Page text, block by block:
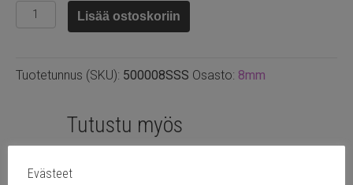
Swarovski
8mm
silver
Lisää ostoskoriin
Tuotetunnus (SKU): 500008SSS Osasto: 8mm
Tutustu myös
Evästeet